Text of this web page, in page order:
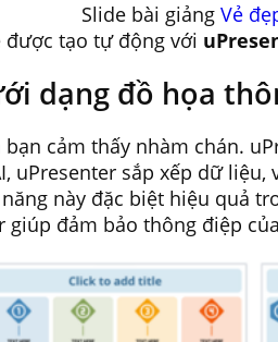
Slide bài giảng Vẻ
được tạo tự động với
dạng đồ họa
cảm thấy nhàm chán.
uPresenter sắp xếp dữ
này đặc biệt hiệu quả
giúp đảm bảo thông điệp